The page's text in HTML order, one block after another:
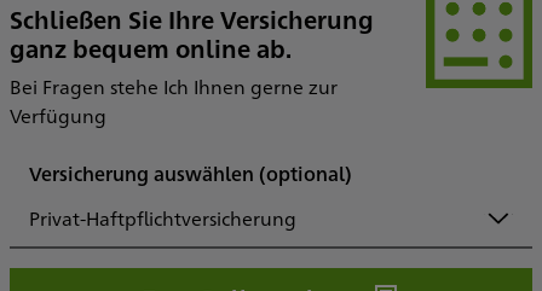
Schließen Sie Ihre Versicherung
ganz bequem online ab.
Bei Fragen stehe Ich Ihnen gerne zur
Verfügung
Versicherung auswählen (optional)
Privat-Haftpflichtversicherung